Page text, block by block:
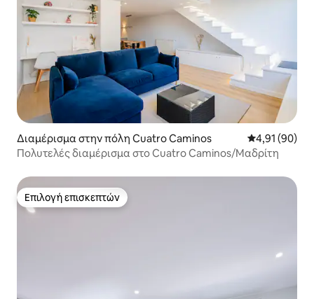
Διαμέρισμα στην πόλη Cuatro Caminos Μέση
4,91 (90)
Πολυτελές διαμέρισμα στο Cuatro Caminos/Μαδρίτη
Επιλογή επισκεπτών
Επιλογή επισκεπτών